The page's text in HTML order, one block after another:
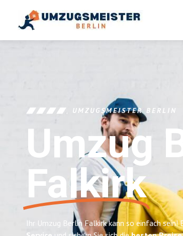
UMZUGSMEISTER BERLIN
Umzug
Falkirk
Ihr Umzug Berlin Falkirk kann so einfach sein!